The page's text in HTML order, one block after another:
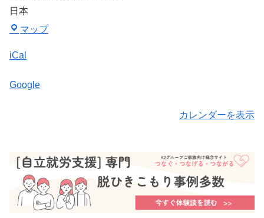
役
所
催
日本
マップ瀬
iCal
Google
カレンダーを表示